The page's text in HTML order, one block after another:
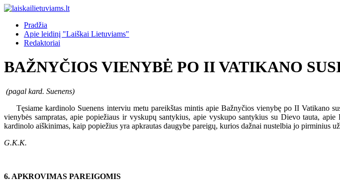
Pradžia
Apie leidinį "Laiškai Lietuviams"
Redaktoriai
BAŽNYČIOS VIENYBĖ PO II VATIKANO
(pagal kard. Suenens)
Tęsiame kardinolo Suenens interviu metu pareikštas mintis apie Bažnyčios vienybę po II Vatikano
vienybės sampratas, apie popiežiaus ir vyskupų santykius, apie vyskupo santykius su Dievo tauta,
kardinolo aiškinimas, kaip popiežius yra apkrautas daugybe pareigų, kurios dažnai nustelbia jo pirminius
G.K.K.
6. APKROVIMAS PAREIGOMIS